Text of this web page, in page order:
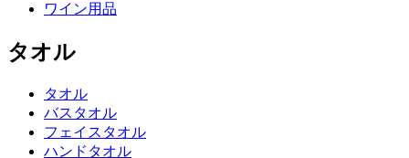
ワイン用品
タオル
タオル
バスタオル
フェイスタオル
ハンドタオル